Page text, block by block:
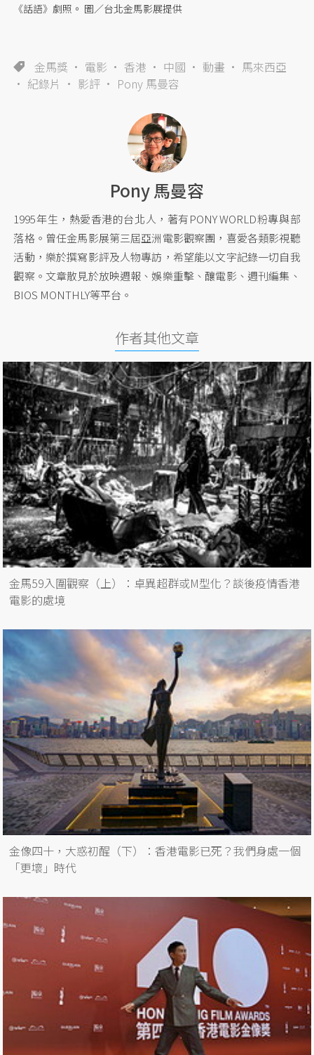
《話語》劇照。 圖／台北金馬影展提供
金馬獎 電影 香港 中國 動畫
馬來西亞
紀錄片
影評 Pony 馬曼容
Pony 馬曼容
1995年生，熱愛香港的台北人，著有PONY WORLD粉專與部
落格。曾任金馬影展第三屆亞洲電影觀察團，喜愛各類影視聽
活動，樂於撰寫影評及人物專訪，希望能以文字記錄一切自我
觀察。文章散見於放映週報、娛樂重擊、釀電影、週刊編集、
BIOS MONTHLY等平台。
作者其他文章
金馬59入圍觀察（上）：卓異超群或M型化？談後疫情香港
電影的處境
金像四十，大惑初醒（下）：香港電影已死？我們身處一個
「更壞」時代